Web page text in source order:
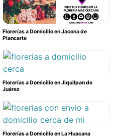
Florerías a Domicilio en Jacona de
Plancarte
Florerías a Domicilio en Jiquilpan de
Juárez
Florerías a Domicilio en La Huacana